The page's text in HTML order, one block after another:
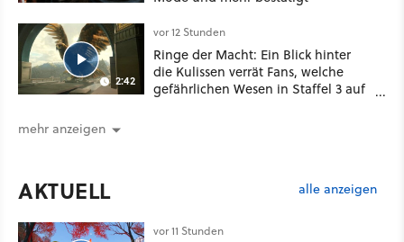
2:42
vor 12 Stunden
Ringe der Macht: Ein Blick hinter
die Kulissen verrät Fans, welche
gefährlichen Wesen in Staffel 3 auf
mehr anzeigen
AKTUELL alle anzeigen
vor 11 Stunden